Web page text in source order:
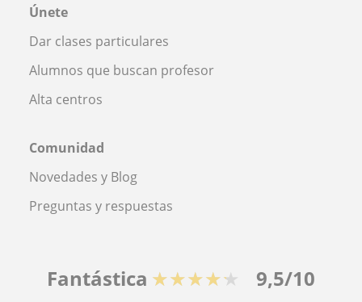
Únete
Dar clases particulares
Alumnos que buscan profesor
Alta centros
Comunidad
Novedades y Blog
Preguntas y respuestas
Fantástica ★★★★★ 9,5/10